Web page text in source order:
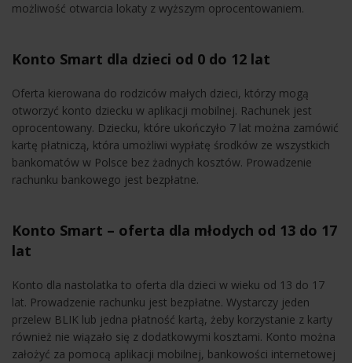
możliwość otwarcia lokaty z wyższym oprocentowaniem.
Konto Smart dla dzieci od 0 do 12 lat
Oferta kierowana do rodziców małych dzieci, którzy mogą
otworzyć konto dziecku w aplikacji mobilnej. Rachunek jest
oprocentowany. Dziecku, które ukończyło 7 lat można zamówić
kartę płatniczą, która umożliwi wypłatę środków ze wszystkich
bankomatów w Polsce bez żadnych kosztów. Prowadzenie
rachunku bankowego jest bezpłatne.
Konto Smart – oferta dla młodych od 13 do 17
lat
Konto dla nastolatka to oferta dla dzieci w wieku od 13 do 17
lat. Prowadzenie rachunku jest bezpłatne. Wystarczy jeden
przelew BLIK lub jedna płatność kartą, żeby korzystanie z karty
również nie wiązało się z dodatkowymi kosztami. Konto można
założyć za pomocą aplikacji mobilnej, bankowości internetowej